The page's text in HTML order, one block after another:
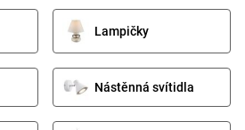
Lampičky
Nástěnná svítidla